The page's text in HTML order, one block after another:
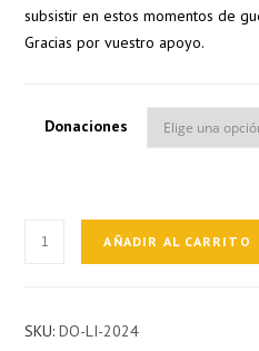
subsistir en estos momentos de
Gracias por vuestro apoyo.
Donaciones
Líbano
AÑADIR AL CARRITO
SKU:DO-LI-2024